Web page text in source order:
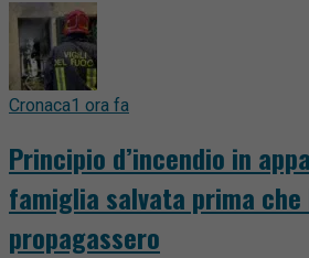
Cronaca1 ora fa
Principio d’incendio in
famiglia salvata prima
propagassero